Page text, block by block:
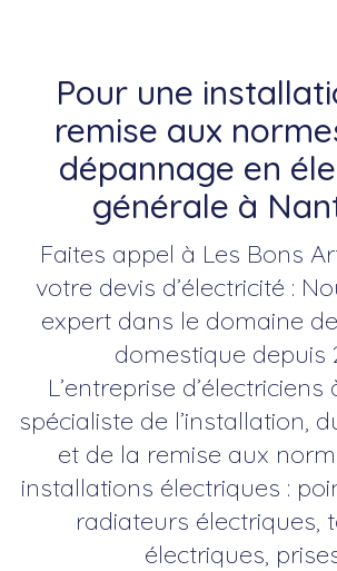
Pour une
remise aux
dépannage en
générale à
Faites appel à Les Bons
votre devis d’électricité :
expert dans le domaine
domestique depuis
L’entreprise
spécialiste de l’installation,
et de la remise aux
installations électriques :
radiateurs électriques,
électriques,